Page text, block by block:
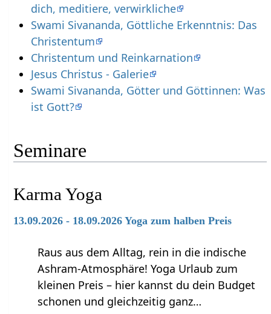
dich, meditiere, verwirkliche
Swami Sivananda, Göttliche Erkenntnis: Das
Christentum
Christentum und Reinkarnation
Jesus Christus - Galerie
Swami Sivananda, Götter und Göttinnen: Was
ist Gott?
Seminare
Karma Yoga
13.09.2026 - 18.09.2026 Yoga zum halben Preis
Raus aus dem Alltag, rein in die indische
Ashram-Atmosphäre! Yoga Urlaub zum
kleinen Preis – hier kannst du dein Budget
schonen und gleichzeitig ganz…